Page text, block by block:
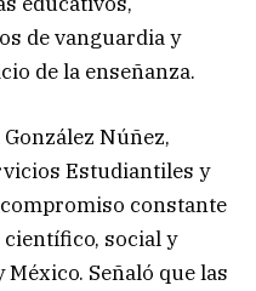
de vanguardia y
de la enseñanza.
Núñez,
Estudiantiles y
constante
científico, social y
Señaló que las